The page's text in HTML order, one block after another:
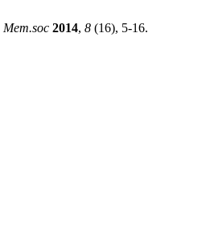
Mem.soc 2014, 8 (16), 5-16.